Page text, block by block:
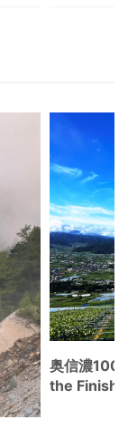
奥信濃100
the Finish